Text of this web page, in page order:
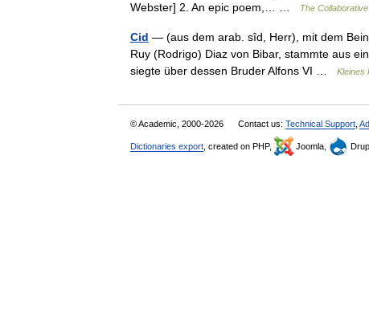
Webster] 2. An epic poem,… …
The
Cid — (aus dem arab. sîd, Herr), mit dem
Ruy (Rodrigo) Diaz von Bibar, stammte aus
siegte über dessen Bruder Alfons VI …
Kleines
© Academic, 2000-2026 Contact us: Technical Support
Dictionaries export , created on PHP, Joomla,